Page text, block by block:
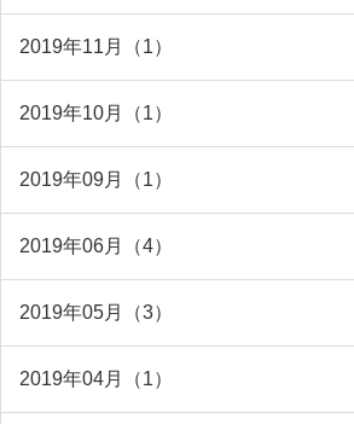
2019年11月（1）
2019年10月（1）
2019年09月（1）
2019年06月（4）
2019年05月（3）
2019年04月（1）